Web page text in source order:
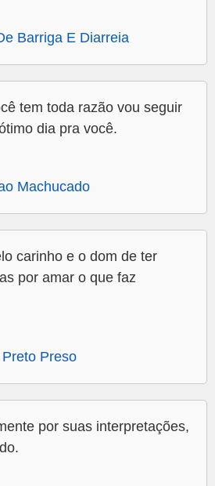
Barriga E Diarreia
tem toda razão vou seguir
dia pra você.
Machucado
carinho e o dom de ter
por amar o que faz
Preso
por suas interpretações,